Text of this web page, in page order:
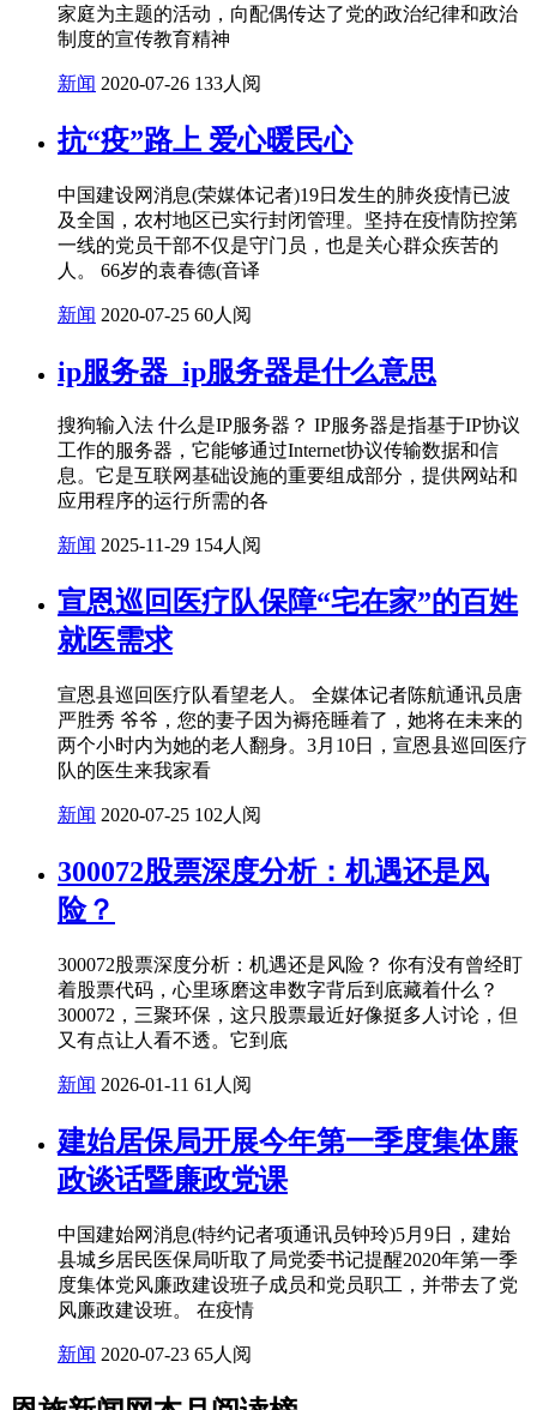
家庭为主题的活动，向配偶传达了党的政治纪律和政治
制度的宣传教育精神
新闻 2020-07-26 133人阅
抗“疫”路上 爱心暖民心
中国建设网消息(荣媒体记者)19日发生的肺炎疫情已波
及全国，农村地区已实行封闭管理。坚持在疫情防控第
一线的党员干部不仅是守门员，也是关心群众疾苦的
人。 66岁的袁春德(音译
新闻 2020-07-25 60人阅
ip服务器_ip服务器是什么意思
搜狗输入法 什么是IP服务器？ IP服务器是指基于IP协议
工作的服务器，它能够通过Internet协议传输数据和信
息。它是互联网基础设施的重要组成部分，提供网站和
应用程序的运行所需的各
新闻 2025-11-29 154人阅
宣恩巡回医疗队保障“宅在家”的百姓
就医需求
宣恩县巡回医疗队看望老人。 全媒体记者陈航通讯员唐
严胜秀 爷爷，您的妻子因为褥疮睡着了，她将在未来的
两个小时内为她的老人翻身。3月10日，宣恩县巡回医疗
队的医生来我家看
新闻 2020-07-25 102人阅
300072股票深度分析：机遇还是风
险？
300072股票深度分析：机遇还是风险？ 你有没有曾经盯
着股票代码，心里琢磨这串数字背后到底藏着什么？
300072，三聚环保，这只股票最近好像挺多人讨论，但
又有点让人看不透。它到底
新闻 2026-01-11 61人阅
建始居保局开展今年第一季度集体廉
政谈话暨廉政党课
中国建始网消息(特约记者项通讯员钟玲)5月9日，建始
县城乡居民医保局听取了局党委书记提醒2020年第一季
度集体党风廉政建设班子成员和党员职工，并带去了党
风廉政建设班。 在疫情
新闻 2020-07-23 65人阅